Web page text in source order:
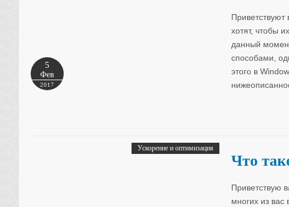
5
Фев
2017
Приветствуют
хотят, чтобы
данный
способами,
этого в
Ускорение и оптимизация
Что
Приветствую
многих из вас